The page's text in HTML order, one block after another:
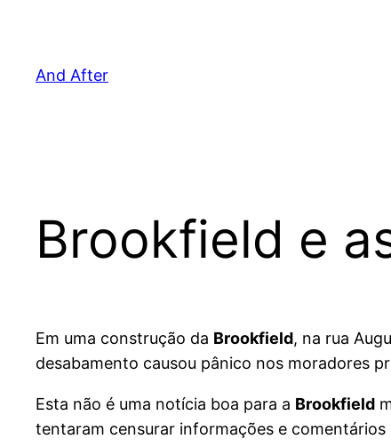
And After
Brookfield e
Em uma construção da Brookfield, na rua
desabamento causou pânico nos moradores
Esta não é uma notícia boa para a Brookfield
tentaram censurar informações e